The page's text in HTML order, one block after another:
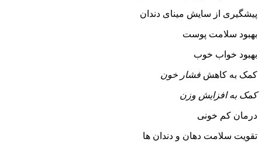
پیشگیری از سایش مینای دندان
بهبود سلامت پوست
بهبود خواب خوب
کمک به کاهش فشار خون
کمک به افزایش وزن
درمان کم خونی
تقویت سلامت دهان و دندان ها